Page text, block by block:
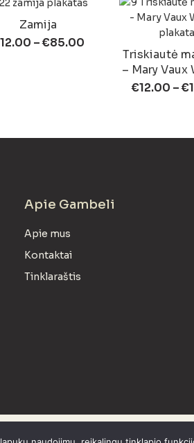
Zamija
12.00 –€85.00
Triskiautė
– Mary
€12.00 –€
Apie Gambeli
Apie mus
Kontaktai
Tinklaraštis